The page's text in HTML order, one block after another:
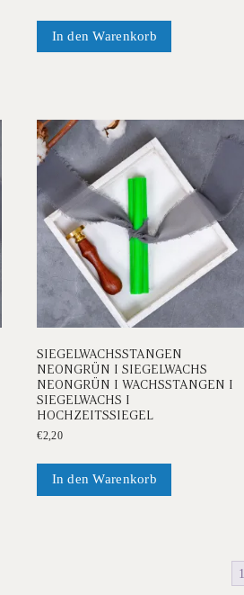
In den Warenkorb
SIEGELWACHSSTANGEN
NEONGRÜN I SIEGELWACHS
NEONGRÜN I WACHSSTANGEN I
SIEGELWACHS I
HOCHZEITSSIEGEL
€2,20
In den Warenkorb
1